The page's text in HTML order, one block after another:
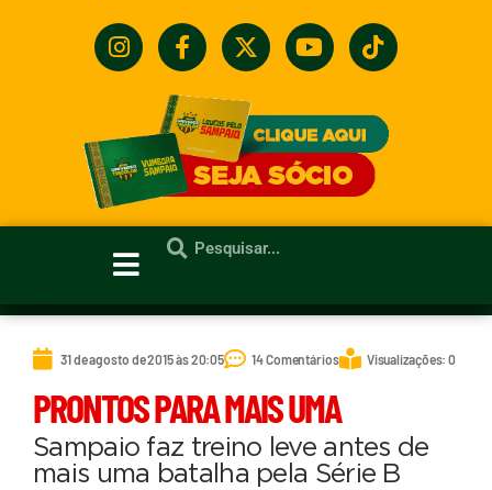
31 de agosto de 2015 às 20:05 14 Comentários Visualizações: 0
PRONTOS PARA MAIS UMA
Sampaio faz treino leve antes de
mais uma batalha pela Série B